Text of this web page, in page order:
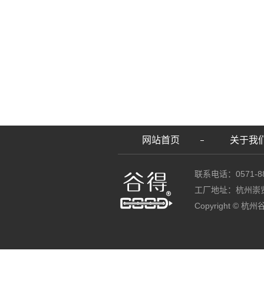
网站首页 关于我
联系电话：0571-
工厂地址：杭州崇
Copyright © 杭州